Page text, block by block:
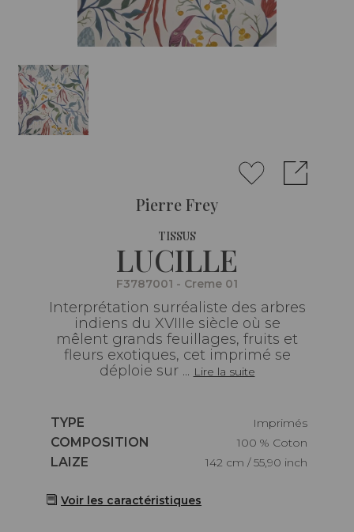
Pierre Frey
TISSUS
LUCILLE
F3787001 - Creme 01
Interprétation surréaliste des arbres
indiens du XVIIIe siècle où se
mêlent grands feuillages, fruits et
fleurs exotiques, cet imprimé se
déploie sur ... Lire la suite
Caractéristiques
TYPE
Imprimés
Caractéristiques
COMPOSITION
100 % Coton
Caractéristiques
LAIZE 142 cm / 55,90 inch
Voir les caractéristiques